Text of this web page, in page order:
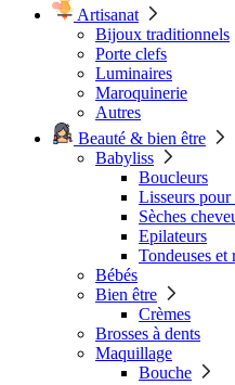
Artisanat
Bijoux traditionnels
Porte clefs
Luminaires
Maroquinerie
Autres
Beauté & bien être
Babyliss
Boucleurs
Lisseurs
Sèches
Epilateurs
Tondeuses et
Bébés
Bien être
Crèmes
Brosses à dents
Maquillage
Bouche